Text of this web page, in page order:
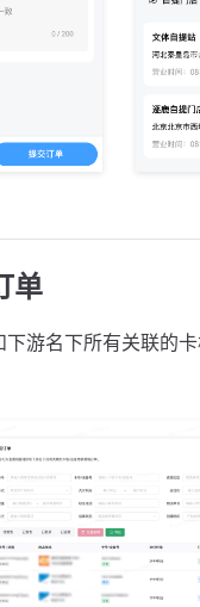
单
下游名下所有关联的